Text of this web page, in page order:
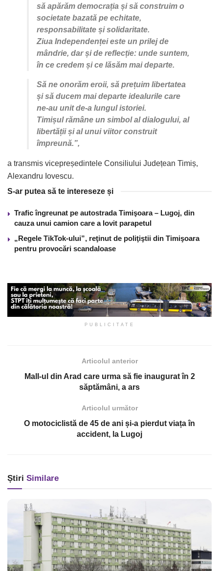
să apărăm democrația și să construim o
societate bazată pe echitate,
responsabilitate și solidaritate.
Ziua Independenței este un prilej de
mândrie, dar și de reflecție: unde suntem,
în ce credem și ce lăsăm mai departe.
Să ne onorăm eroii, să prețuim libertatea
și să ducem mai departe idealurile care
ne-au unit de-a lungul istoriei.
Timișul rămâne un simbol al dialogului, al
libertății și al unui viitor construit
împreună.”,
a transmis vicepreședintele Consiliului Județean Timiș,
Alexandru Iovescu.
S-ar putea să te intereseze și
Trafic îngreunat pe autostrada Timişoara – Lugoj, din
cauza unui camion care a lovit parapetul
„Regele TikTok-ului”, reţinut de poliţiştii din Timişoara
pentru provocări scandaloase
PUBLICITATE
Articolul anterior
Mall-ul din Arad care urma să fie inaugurat în 2
săptămâni, a ars
Articolul următor
O motociclistă de 45 de ani și-a pierdut viața în
accident, la Lugoj
Știri Similare